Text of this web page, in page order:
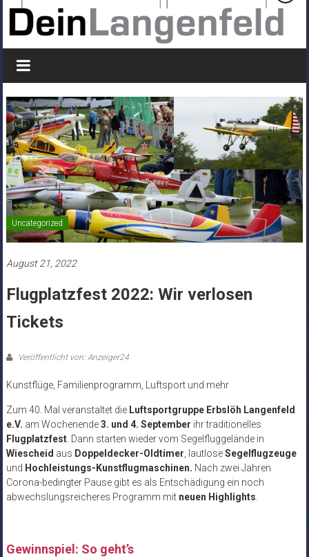
Uncategorized
August 21, 2022
Flugplatzfest 2022: Wir verlosen
Tickets
Veröffentlicht von: Anzeiger24
Kunstflüge, Familienprogramm, Luftsport und mehr
Zum 40. Mal veranstaltet die Luftsportgruppe Erbslöh Langenfeld
e.V. am Wochenende3. und 4. September ihr traditionelles
Flugplatzfest. Dann starten wieder vom Segelfluggelände in
Wiescheid aus Doppeldecker-Oldtimer , lautloseSegelflugzeuge
und Hochleistungs-Kunstflugmaschinen. Nach zwei Jahren
Corona-bedingter Pause gibt es als Entschädigung ein noch
abwechslungsreicheres Programm mit neuen Highlights
Gewinnspiel: So geht’s